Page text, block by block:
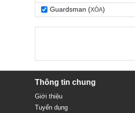
Guardsman (XÓA)
Thông tin chung
Giới thiệu
Tuyển dụng